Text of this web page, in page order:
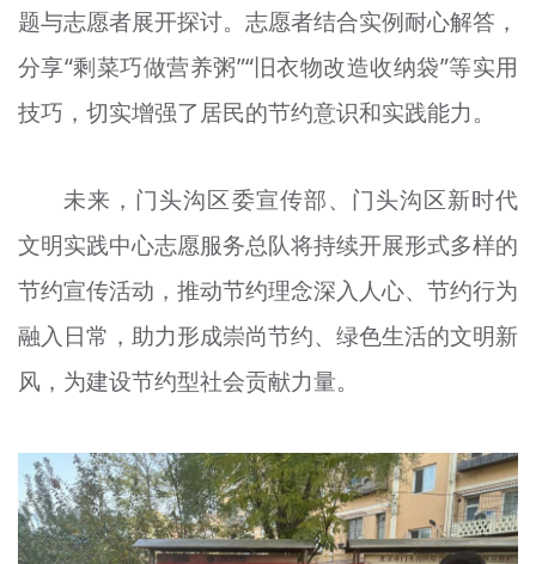
题与志愿者展开探讨。志愿者结合实例耐心解答，
分享“剩菜巧做营养粥”“旧衣物改造收纳袋”等实用
技巧，切实增强了居民的节约意识和实践能力。
未来，门头沟区委宣传部、门头沟区新时代
文明实践中心志愿服务总队将持续开展形式多样的
节约宣传活动，推动节约理念深入人心、节约行为
融入日常，助力形成崇尚节约、绿色生活的文明新
风，为建设节约型社会贡献力量。